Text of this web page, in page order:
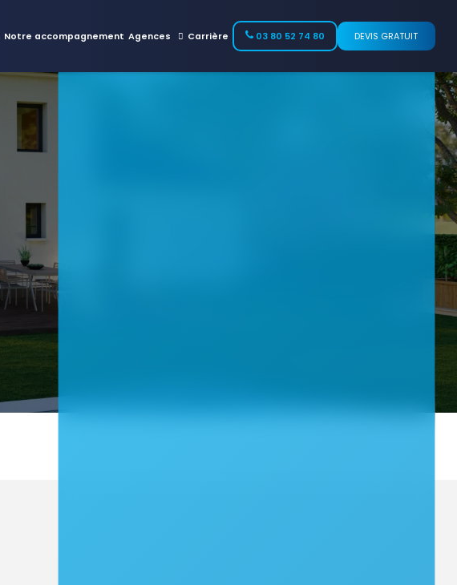
Notre accompagnement Agences Carrière 03 80 52 74 80 DEVIS GRATUIT